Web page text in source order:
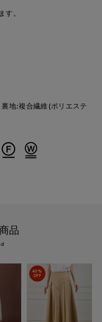
す。
地:複合繊維(ポリエステ
品
40%
OFF